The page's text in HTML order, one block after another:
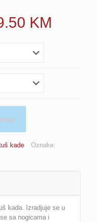
KM
kade Oznake:
kada. Izradjuje se u
sa nogicama i